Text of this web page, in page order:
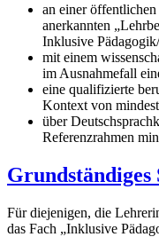
an einer
anerkannten
Inklusive
mit einem
im Ausnahmefall
eine qualifizierte
Kontext von
über
Referenzrahmen
Grundständiges
Für diejenigen, die
das Fach „Inklusive